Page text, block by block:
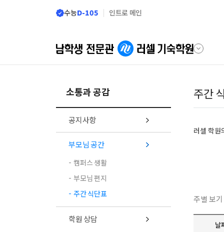
수능D-105 인트로 메인
소통과 공감
공지사항
부모님 공간
캠퍼스 생활
부모님 편지
주간 식단표
학원 상담
주간
러셀 학원
주별 보기
날